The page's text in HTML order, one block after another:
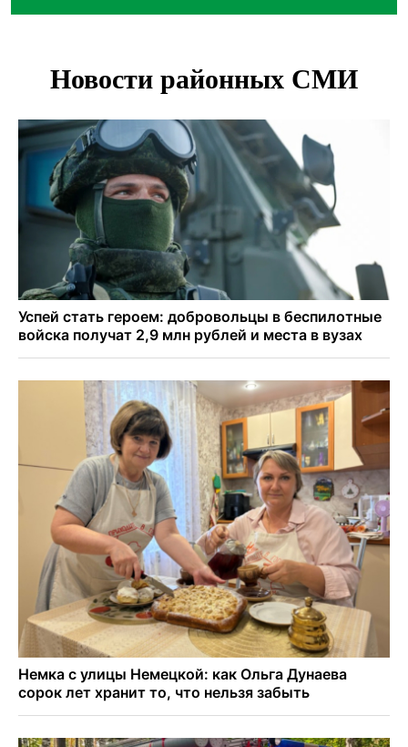
Доля рыночной ипотеки в России превысила 50% по
Новосибирцы лучше всех пишут контрольные по биологии
Нейросеть для диагностики депрессии в крови создали в
Новосибирске
Двум бойцам СВО после минно-взрывной травмы
«оживили» нервы в Новосибирске